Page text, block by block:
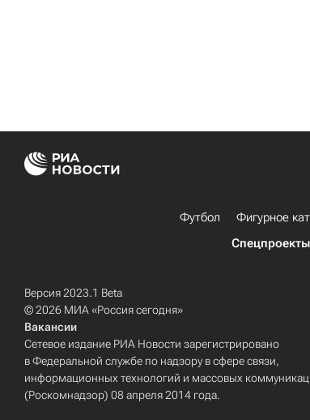
Футбол Фигурное
Спецпроекты
Версия 2023.1 Beta
© 2026 МИА «Россия сегодня»
Вакансии
Сетевое издание РИА Новости зарегистрировано
в Федеральной службе по надзору в сфере связи,
информационных технологий и массовых
(Роскомнадзор) 08 апреля 2014 года.